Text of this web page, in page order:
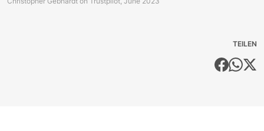
TEILEN